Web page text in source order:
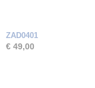
ZAD0401
€ 49,00